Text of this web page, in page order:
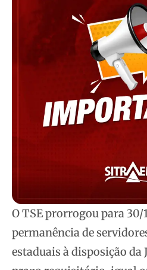
O TSE prorrogou para
permanência de
estaduais à disposição